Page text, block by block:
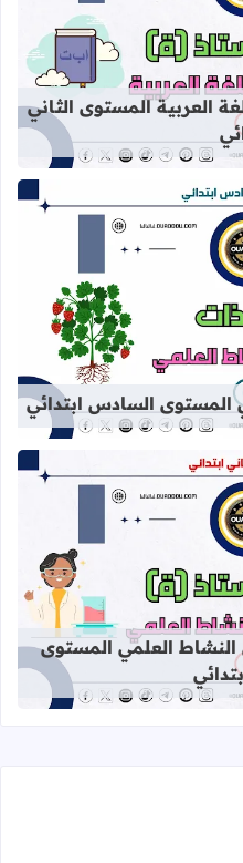
المزيد عن دليل الأستاذ (ة) في
العربية المستوى الثاني
المزيد عن جذاذات فضاء
المستوى السادس ابتدائي
المزيد عن دليل الأستاذ (ة)
النشاط العلمي المستوى